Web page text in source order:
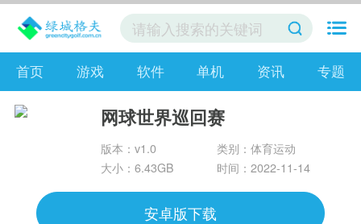
首页 游戏 软件 单机 资讯 专题
网球世界巡回赛
版本：v1.0
类别：体育运动
大小：6.43GB
时间：2022-11-14
安卓版下载